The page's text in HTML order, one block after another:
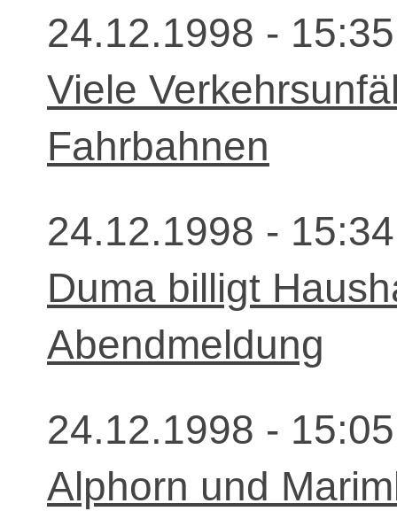
24.12.1998 -
Viele
Fahrbahnen
24.12.1998 -
Duma billigt
Abendmeldung
24.12.1998 -
Alphorn und